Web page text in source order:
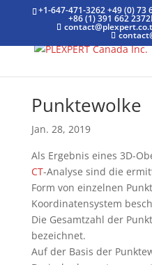
+1-647-471-3262 +49 (0) 73
+86 (1) 391 662 2372
Punktewolke
Jan. 28, 2019
Als Ergebnis eines 3D-
CT-Analyse sind die
Form von einzelnen
Koordinatensystem
Die Gesamtzahl der
bezeichnet.
Auf der Basis der